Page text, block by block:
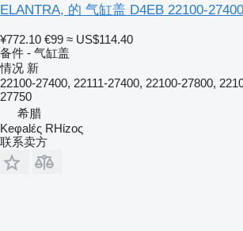
ELANTRA, 的 气缸盖 D4EB 22100-27400
¥772.10 €99 ≈ US$114.40
备件 - 气缸盖
情况 新
22100-27400, 22111-27400, 22100-27800,
27750
希腊
Keφalές RHίzoς
联系卖方